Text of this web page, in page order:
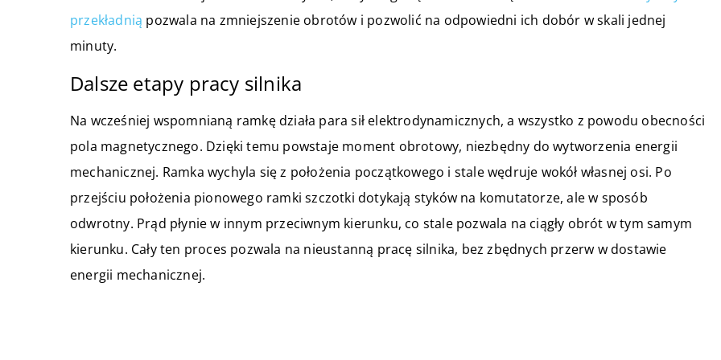
przekładnią pozwala na zmniejszenie obrotów i pozwolić na odpowiedni ich dobór w skali jednej
minuty.
Dalsze etapy pracy silnika
Na wcześniej wspomnianą ramkę działa para sił elektrodynamicznych, a wszystko z powodu obecności
pola magnetycznego. Dzięki temu powstaje moment obrotowy, niezbędny do wytworzenia energii
mechanicznej. Ramka wychyla się z położenia początkowego i stale wędruje wokół własnej osi. Po
przejściu położenia pionowego ramki szczotki dotykają styków na komutatorze, ale w sposób
odwrotny. Prąd płynie w innym przeciwnym kierunku, co stale pozwala na ciągły obrót w tym samym
kierunku. Cały ten proces pozwala na nieustanną pracę silnika, bez zbędnych przerw w dostawie
energii mechanicznej.